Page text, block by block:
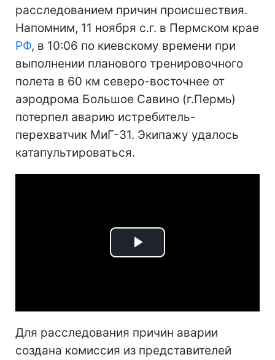
расследованием причин происшествия.
Напомним, 11 ноября с.г. в Пермском крае
РФ, в 10:06 по киевскому времени при
выполнении планового тренировочного
полета в 60 км северо-восточнее от
аэродрома Большое Савино (г.Пермь)
потерпел аварию истребитель-
перехватчик МиГ-31. Экипажу удалось
катапультироваться.
Play
Для расследования причин аварии
создана комиссия из представителей